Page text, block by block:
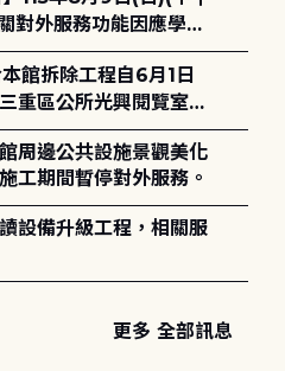
對外服務功能因應學術
重區公所光興閱覽室，
周邊公共設施景觀美化
工期間暫停對外服務。
設備升級工程，相關服
更多 全部訊息